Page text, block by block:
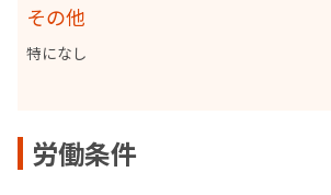
その他
特になし
労働条件